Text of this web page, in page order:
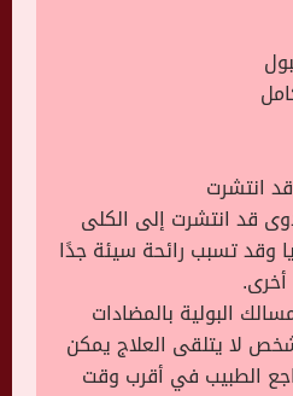
انتشرت
قد انتشرت إلى الكلى
وقد تسبب رائحة سيئة جدًا
البولية بالمضادات
لا يتلقى العلاج يمكن
الطبيب في أقرب وقت